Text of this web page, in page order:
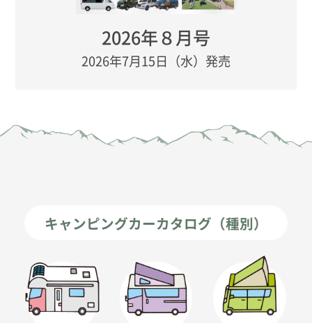
2026年８月号
2026年7月15日（水）発売
キャンピングカーカタログ（種別）